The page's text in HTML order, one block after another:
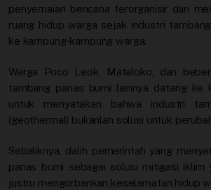
penyemaian bencana terorganisir dan
ruang hidup warga sejak industri
ke kampung-kampung warga.
Warga Poco Leok, Mataloko, dan
tambang panas bumi lainnya datang ke
untuk menyatakan bahwa industri
(geothermal) bukanlah solusi untuk
Sebaliknya, dalih pemerintah yang
panas bumi sebagai solusi mitigasi iklim
justru mengorbankan keselamatan hidup